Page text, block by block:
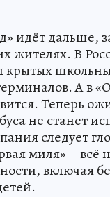
идёт дальше,
жителях. В
крытых
А в
Теперь
не станет
следует
миля» – всё
включая